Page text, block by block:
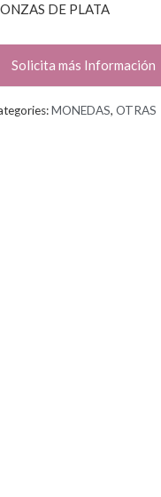
DE PLATA
Solicita más Información
MONEDAS, OTRAS